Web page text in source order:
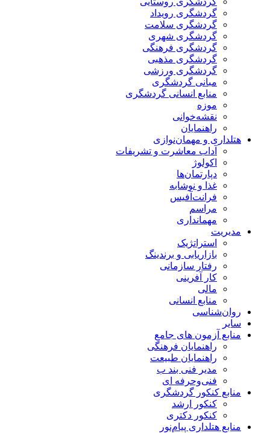
گردشگری رویداد
گردشگری سلامت
گردشگری شهری
گردشگری فرهنگی
گردشگری مذهبی
گردشگری ورزشی
مبانی گردشگری
منابع انسانی گردشگری
موزه
نقشه‌خوانی
راهنمایان
هتلداری و مهمان‌نوازی
آداب معاشرت و تشریفات
اکولوژ
دپارتمان‌ها
غذا و نوشابه
فرانت‌آفیس
مراسم
مهمانداری
مدیریت
استراتژیک
بازاریابی و برندینگ
رفتار سازمانی
کار آفرینی
مالی
منابع انسانی
روان‌شناسی
سایر
منابع آزمون های جامع
راهنمایان فرهنگی
راهنمایان طبیعت
مدیر فنی بند ب
فنی‌وحرفه‌ ای
منابع کنکور گردشگری
کنکور ارشد
کنکور دکتری
منابع هتلداری پیام‌نور